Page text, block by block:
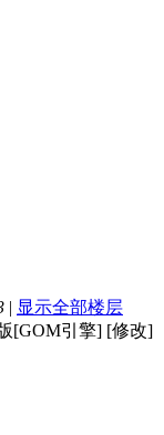
| 显示全部楼层
[GOM引擎] [修改]